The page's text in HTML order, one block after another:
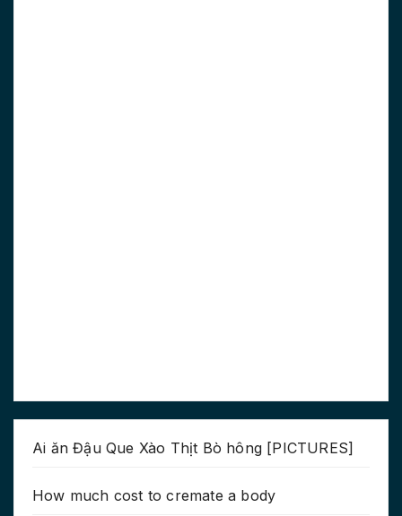
Ai ăn Đậu Que Xào Thịt Bò hông [PICTURES]
How much cost to cremate a body